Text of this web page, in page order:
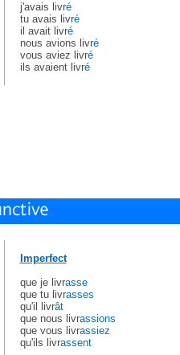
j'avais livré
tu avais livré
il avait livré
nous avions livré
vous aviez livré
ils avaient livré
Imperfect
que je livrasse
que tu livrasses
qu'il livrât
que nous livrassions
que vous livrassiez
qu'ils livrassent